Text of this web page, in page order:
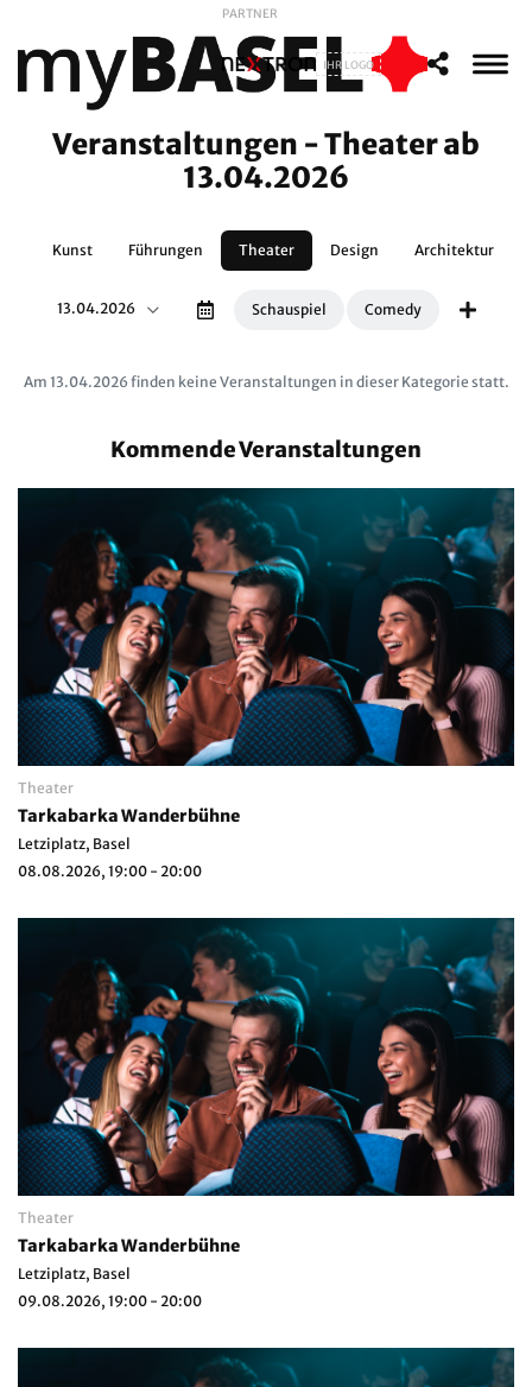
PARTNER
IHR LOGO
Veranstaltungen - Theater ab
13.04.2026
Kunst Führungen Theater Design Architektur
13.04.2026 Schauspiel Comedy
Am 13.04.2026 finden keine Veranstaltungen in dieser Kategorie statt.
Kommende Veranstaltungen
Theater
Tarkabarka Wanderbühne
Letziplatz, Basel
08.08.2026, 19:00 - 20:00
Theater
Tarkabarka Wanderbühne
Letziplatz, Basel
09.08.2026, 19:00 - 20:00